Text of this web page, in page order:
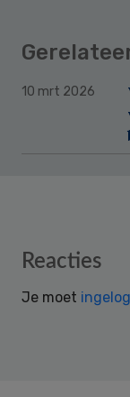
10 mrt 2026
Reader
Reacties
Je moet